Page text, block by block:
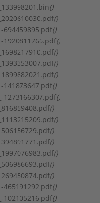
PN 10
PN 10
met stekker
0,2
PP-GF
Polypropyleen (PP)
-20 - 110 °C
()
()
694459895.pdf()
1920811766.pdf()
()
()
()
141873647.pdf()
1273166307.pdf()
()
()
()
()
()
()
()
465191292.pdf()
102105216.pdf()